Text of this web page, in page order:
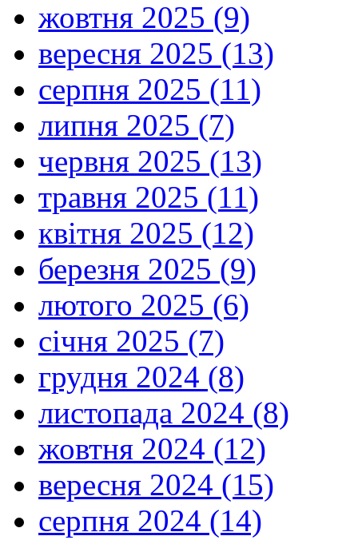
жовтня 2025 (9)
вересня 2025 (13)
серпня 2025 (11)
липня 2025 (7)
червня 2025 (13)
травня 2025 (11)
квітня 2025 (12)
березня 2025 (9)
лютого 2025 (6)
січня 2025 (7)
грудня 2024 (8)
листопада 2024 (8)
жовтня 2024 (12)
вересня 2024 (15)
серпня 2024 (14)